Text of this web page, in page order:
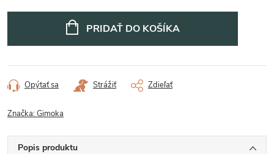
PRIDAŤ DO KOŠÍKA
Opýtať sa Strážiť Zdieľať
Značka:Gimoka
Popis produktu